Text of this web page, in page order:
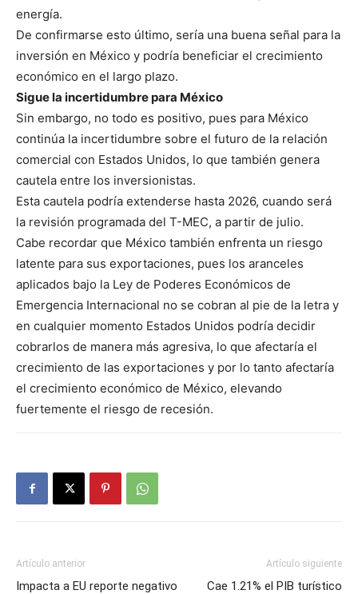
energía.
De confirmarse esto último, sería una buena señal para la
inversión en México y podría beneficiar el crecimiento
económico en el largo plazo.
Sigue la incertidumbre para México
Sin embargo, no todo es positivo, pues para México
continúa la incertidumbre sobre el futuro de la relación
comercial con Estados Unidos, lo que también genera
cautela entre los inversionistas.
Esta cautela podría extenderse hasta 2026, cuando será
la revisión programada del T-MEC, a partir de julio.
Cabe recordar que México también enfrenta un riesgo
latente para sus exportaciones, pues los aranceles
aplicados bajo la Ley de Poderes Económicos de
Emergencia Internacional no se cobran al pie de la letra y
en cualquier momento Estados Unidos podría decidir
cobrarlos de manera más agresiva, lo que afectaría el
crecimiento de las exportaciones y por lo tanto afectaría
el crecimiento económico de México, elevando
fuertemente el riesgo de recesión.
Artículo anterior
Impacta a EU reporte negativo
Artículo siguiente
Cae 1.21% el PIB turístico